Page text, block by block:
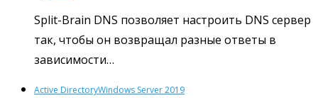
Split-Brain DNS позволяет настроить DNS сервер
так, чтобы он возвращал разные ответы в
зависимости…
Active DirectoryWindows Server 2019